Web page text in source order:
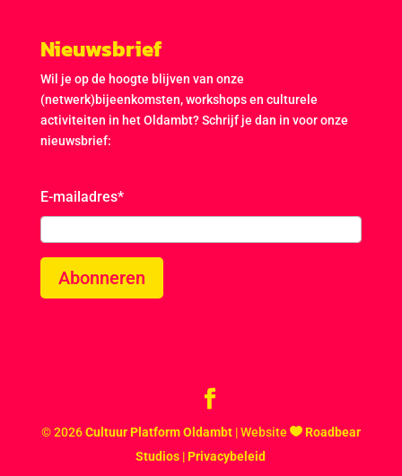
Nieuwsbrief
Wil je op de hoogte blijven van onze
(netwerk)bijeenkomsten, workshops en culturele
activiteiten in het Oldambt? Schrijf je dan in voor onze
nieuwsbrief:
E-mailadres*
Abonneren
© 2026Cultuur Platform Oldambt| Website
Roadbear
Studios |Privacybeleid